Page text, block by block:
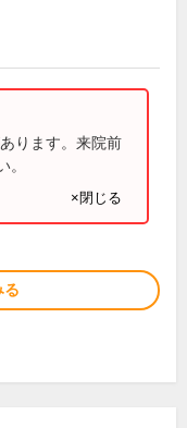
ります。来院前
×閉じる
る